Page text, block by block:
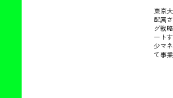
東京
配属
グ戦
ート
少マ
て事